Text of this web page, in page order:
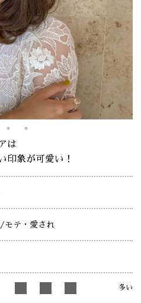
は
印象が可愛い！
/モテ・愛され
多い